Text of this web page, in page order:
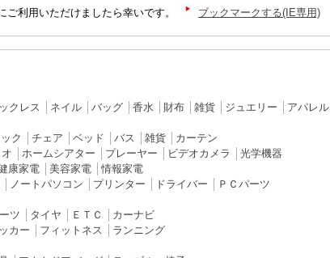
利用いただけましたら幸いです。
ブックマークする(IE専用)
クレス ネイル バッグ 香水 財布 雑貨 ジュエリー アパレル
ク チェア ベッド バス 雑貨
カーテン
ホームシアター プレーヤー ビデオカメラ
光学機器
康家電
美容家電 │情報家電
ノートパソコン プリンター ドライバー ＰＣパーツ
ツ タイヤ ＥＴＣ
カーナビ
カー
フィットネス ランニング